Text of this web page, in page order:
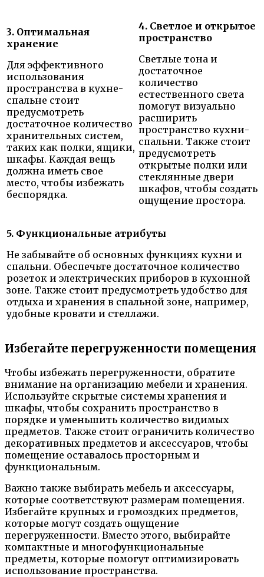
3. Оптимальная
хранение
Для эффективного
использования
пространства в кухне-
спальне стоит
предусмотреть
достаточное количество
хранительных систем,
таких как полки, ящики,
шкафы. Каждая вещь
должна иметь свое
место, чтобы избежать
беспорядка.
4. Светлое и открытое
пространство
Светлые тона и
достаточное
количество
естественного света
помогут визуально
расширить
пространство кухни-
спальни. Также стоит
предусмотреть
открытые полки или
стеклянные двери
шкафов, чтобы создать
ощущение простора.
5. Функциональные атрибуты
Не забывайте об основных функциях кухни и
спальни. Обеспечьте достаточное количество
розеток и электрических приборов в кухонной
зоне. Также стоит предусмотреть удобство для
отдыха и хранения в спальной зоне, например,
удобные кровати и стеллажи.
Избегайте перегруженности помещения
Чтобы избежать перегруженности, обратите
внимание на организацию мебели и хранения.
Используйте скрытые системы хранения и
шкафы, чтобы сохранить пространство в
порядке и уменьшить количество видимых
предметов. Также стоит ограничить количество
декоративных предметов и аксессуаров, чтобы
помещение оставалось просторным и
функциональным.
Важно также выбирать мебель и аксессуары,
которые соответствуют размерам помещения.
Избегайте крупных и громоздких предметов,
которые могут создать ощущение
перегруженности. Вместо этого, выбирайте
компактные и многофункциональные
предметы, которые помогут оптимизировать
использование пространства.